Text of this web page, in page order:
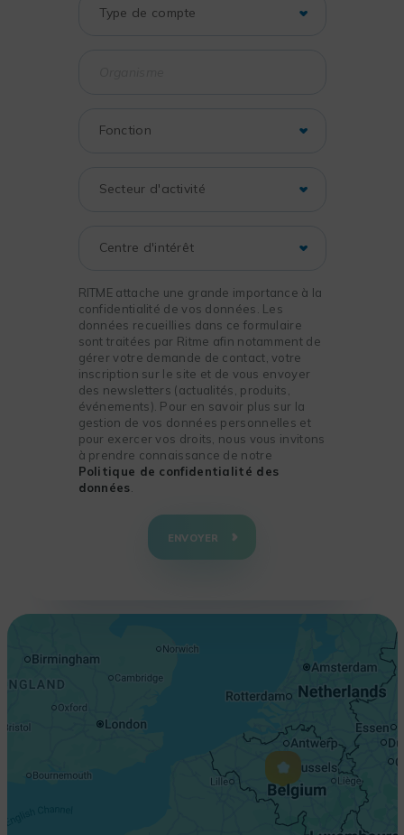
RITME attache une grande importance à la
confidentialité de vos données. Les
données recueillies dans ce formulaire
sont traitées par Ritme afin notamment de
gérer votre demande de contact, votre
inscription sur le site et de vous envoyer
des newsletters (actualités, produits,
événements). Pour en savoir plus sur la
gestion de vos données personnelles et
pour exercer vos droits, nous vous invitons
à prendre connaissance de notre
Politique de confidentialité des
données
ENVOYER